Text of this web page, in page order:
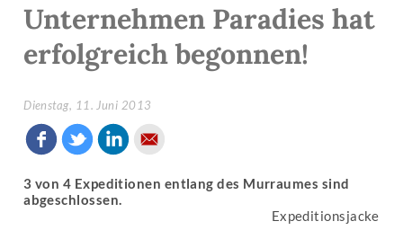
Unternehmen Paradies hat
erfolgreich begonnen!
Dienstag, 11. Juni 2013
3 von 4 Expeditionen entlang des Murraumes sind
abgeschlossen.
Expeditionsjacke